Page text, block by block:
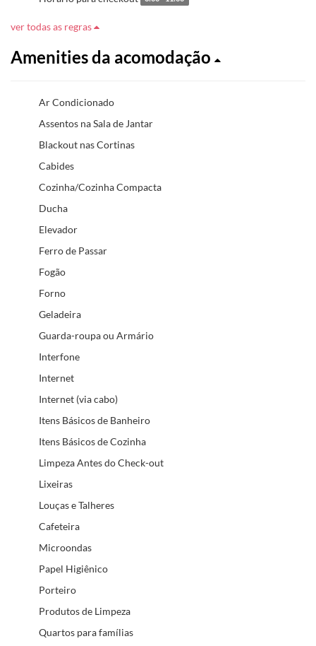
ver todas as regras
Amenities da acomodação
Ar Condicionado
Assentos na Sala de Jantar
Blackout nas Cortinas
Cabides
Cozinha/Cozinha Compacta
Ducha
Elevador
Ferro de Passar
Fogão
Forno
Geladeira
Guarda-roupa ou Armário
Interfone
Internet
Internet (via cabo)
Itens Básicos de Banheiro
Itens Básicos de Cozinha
Limpeza Antes do Check-out
Lixeiras
Louças e Talheres
Cafeteira
Microondas
Papel Higiênico
Porteiro
Produtos de Limpeza
Quartos para famílias